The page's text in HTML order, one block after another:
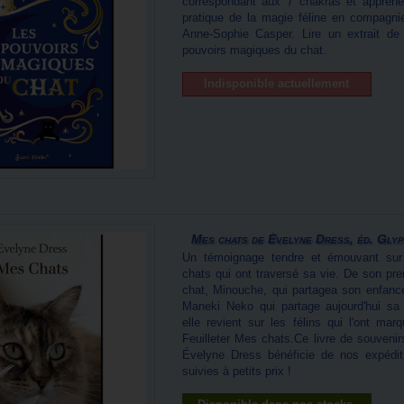
pratique de la magie féline en
Anne-Sophie Casper. Lire un extrait de
pouvoirs magiques du chat.
Indisponible actuellement
Mes chats de Évelyne Dress, éd.
Un témoignage tendre et émouvant
chats qui ont traversé sa vie. De son
chat, Minouche, qui partagea son
Maneki Neko qui partage aujourd'hui
elle revient sur les félins qui l'ont
Feuilleter Mes chats.Ce livre de
Évelyne Dress bénéficie de nos
suivies à petits prix !